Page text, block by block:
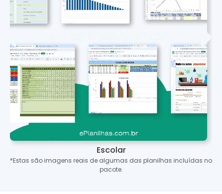
Escolar
*Estas são imagens reais de algumas das planilhas incluídas no
pacote.